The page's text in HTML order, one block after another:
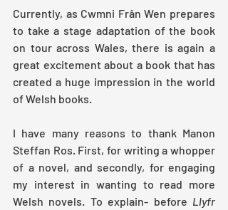
Currently, as Cwmni Frân Wen prepares
to take a stage adaptation of the book
on tour across Wales, there is again a
great excitement about a book that has
created a huge impression in the world
of Welsh books.
I have many reasons to thank Manon
Steffan Ros. First, for writing a whopper
of a novel, and secondly, for engaging
my interest in wanting to read more
Welsh novels. To explain- before Llyfr